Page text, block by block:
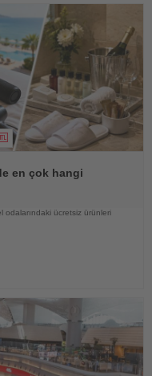
en çok hangi
odalarındaki ücretsiz ürünleri